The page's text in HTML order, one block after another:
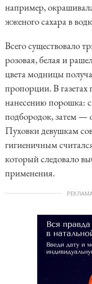
например,
жженого сахара в
Всего существовало
розовая, белая и
цвета модницы
пропорции. В газетах
нанесению порошка:
подбородок, затем —
Пуховки девушкам
гигиеничным
который следовало
применения.